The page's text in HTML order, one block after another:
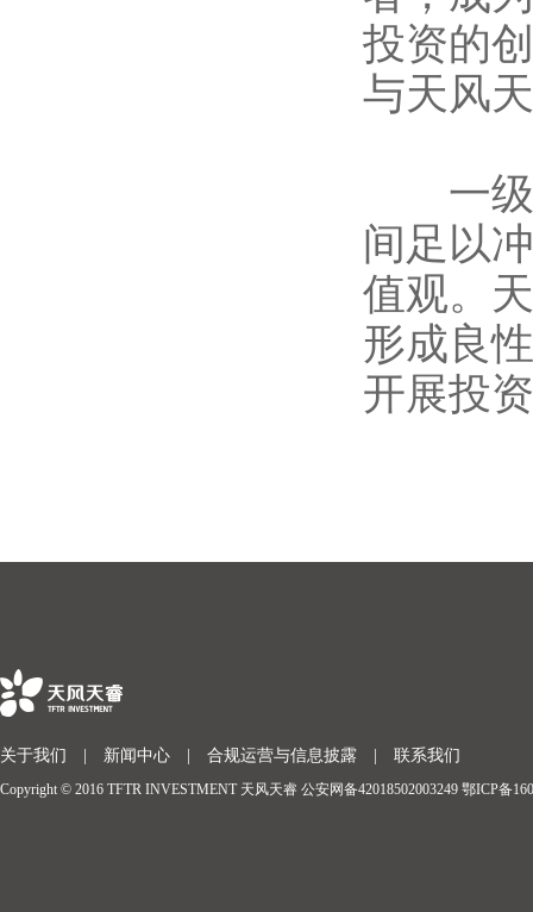
投资的
与天风
一级
间足以
值观。
形成良
开展投
关于我们 新闻中心 合规运营与信息披露 联系我们
Copyright © 2016 TFTR INVESTMENT 天风天睿 公安网备42018502003249 鄂ICP备